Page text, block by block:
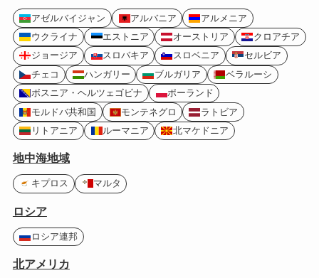
アゼルバイジャン アルバニア
アルメニア
ウクライナ
エストニア オーストリア
クロアチア
ジョージア
スロバキア スロベニア
セルビア
チェコ
ハンガリー ブルガリア
ベラルーシ
ボスニア・ヘルツェゴビナ
ポーランド
モルドバ共和国
モンテネグロ
ラトビア
リトアニア
ルーマニア 北マケドニア
地中海地域
キプロス マルタ
ロシア
ロシア連邦
北アメリカ